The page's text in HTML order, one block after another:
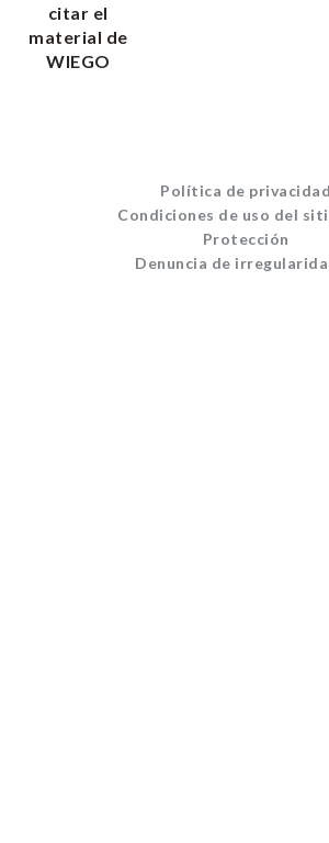
citar el
material de
WIEGO
Política de privacidad
Condiciones de uso del
Protección
Denuncia de